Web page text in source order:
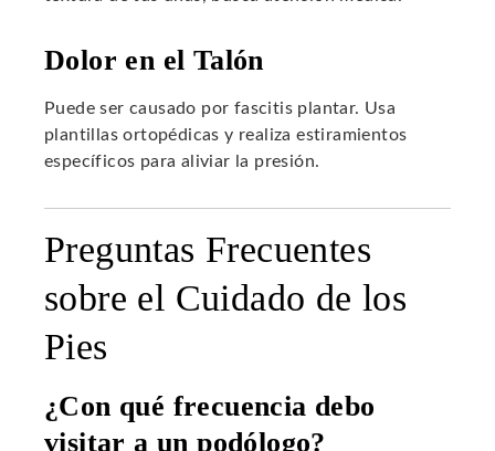
Dolor en el Talón
Puede ser causado por fascitis plantar. Usa
plantillas ortopédicas y realiza estiramientos
específicos para aliviar la presión.
Preguntas Frecuentes
sobre el Cuidado de los
Pies
¿Con qué frecuencia debo
visitar a un podólogo?